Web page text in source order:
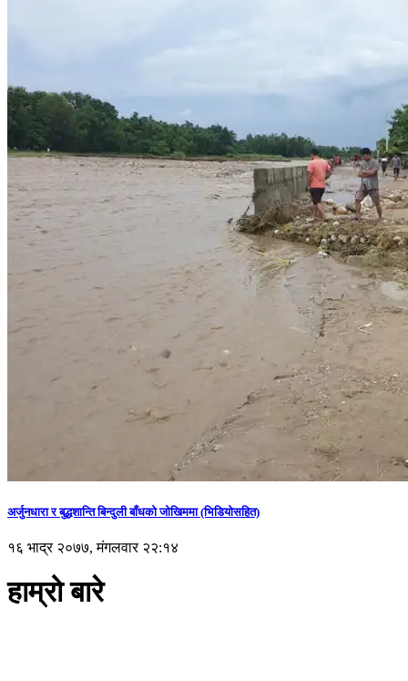
अर्जुनधारा र बुद्धशान्ति बिन्दुली बाँधको जोखिममा (भिडियाेसहित)
१६ भाद्र २०७७, मंगलवार २२:१४
हाम्रो बारे